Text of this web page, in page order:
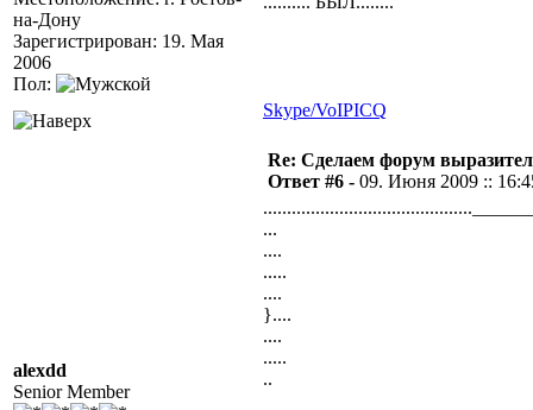
на-Дону
Зарегистрирован: 19. Мая
2006
Пол:
Skype/VoIPICQ
alexdd
Senior Member
Re: Сделаем форум
Ответ #6 - 09. Июня 2009 ::
...
....
.....
....
}....
....
.....
..